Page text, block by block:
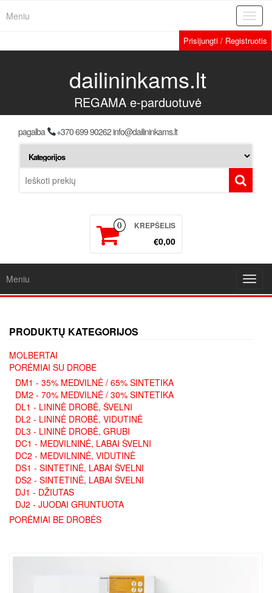
Meniu
Prisijungti / Registruotis
dailininkams.lt
REGAMA e-parduotuvė
pagalba +370 699 90262 info@dailininkams.lt
0 KREPŠELIS
€0,00
Meniu
PRODUKTŲ KATEGORIJOS
MOLBERTAI
PORĖMIAI SU DROBE
DM1 - 35% MEDVILNĖ / 65% SINTETIKA
DM2 - 70% MEDVILNĖ / 30% SINTETIKA
DL1 - LININĖ DROBĖ, ŠVELNI
DL2 - LININĖ DROBĖ, VIDUTINĖ
DL3 - LININĖ DROBĖ, GRUBI
DC1 - MEDVILNINĖ, LABAI ŠVELNI
DC2 - MEDVILNINĖ, VIDUTINĖ
DS1 - SINTETINĖ, LABAI ŠVELNI
DS2 - SINTETINĖ, LABAI ŠVELNI
DJ1 - DŽIUTAS
DJ2 - JUODAI GRUNTUOTA
PORĖMIAI BE DROBĖS